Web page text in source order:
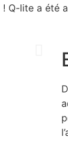
! Q-lite a été